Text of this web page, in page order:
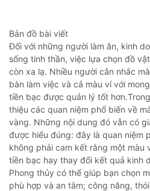
Bản đồ bài viết
Đối với những người làm ăn, kinh
sống tinh thần, việc lựa chọn đồ
còn xa lạ. Nhiều người cân nhắc
bàn làm việc và cả màu ví với
tiền bạc được quản lý tốt
thiệu các quan niệm phổ biến về
vàng. Những nội dung đó vẫn có
được hiểu đúng: đây là quan niệm
không phải cam kết rằng một màu
tiền bạc hay thay đổi kết quả kinh
Phong thủy có thể giúp bạn chọn
phù hợp và an tâm; công năng,